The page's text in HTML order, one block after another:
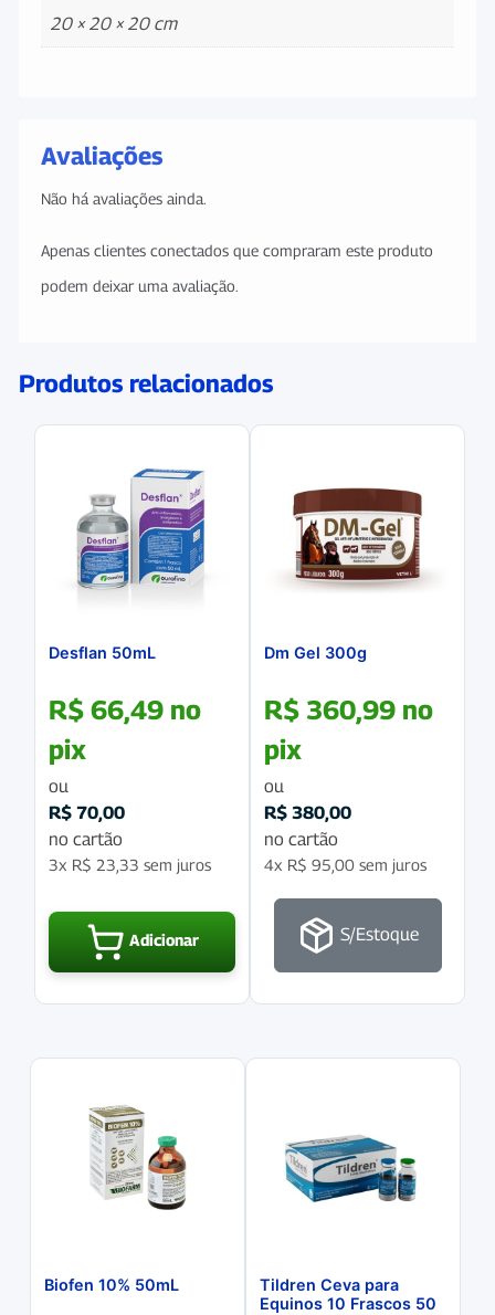
20 × 20 × 20 cm
Avaliações
Não há avaliações ainda.
Apenas clientes conectados que compraram este produto
podem deixar uma avaliação.
Produtos relacionados
Desflan 50mL
R$ 66,49 no
pix
ou
R$ 70,00
no cartão
3x R$ 23,33 sem juros
Adicionar
Dm Gel 300g
R$ 360,99 no
pix
ou
R$ 380,00
no cartão
4x R$ 95,00 sem juros
S/Estoque
Biofen 10% 50mL
Tildren Ceva para
Equinos 10 Frascos 50